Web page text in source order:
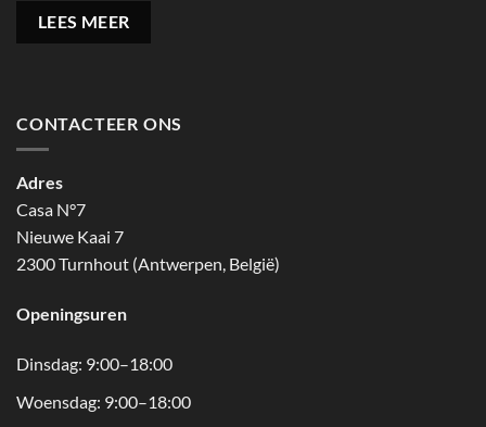
LEES MEER
CONTACTEER ONS
Adres
Casa N°7
Nieuwe Kaai 7
2300 Turnhout (Antwerpen, België)
Openingsuren
Dinsdag: 9:00–18:00
Woensdag: 9:00–18:00